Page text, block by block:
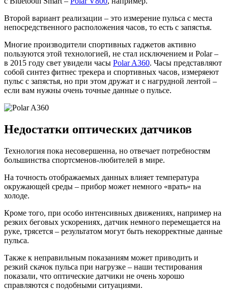
Второй вариант реализации – это измерение пульса с места
непосредственного расположения часов, то есть с запястья.
Многие производители спортивных гаджетов активно
пользуются этой технологией, не стал исключением и Polar –
в 2015 году свет увидели часы Polar A360. Часы представляют
собой синтез фитнес трекера и спортивных часов, измеряеют
пульс с запястья, но при этом дружат и с нагрудной лентой –
если вам нужны очень точные данные о пульсе.
Недостатки оптических датчиков
Технология пока несовершенна, но отвечает потребностям
большинства спортсменов-любителей в мире.
На точность отображаемых данных влияет температура
окружающей среды – прибор может немного «врать» на
холоде.
Кроме того, при особо интенсивных движениях, например на
резких беговых ускорениях, датчик немного перемещается на
руке, трясется – результатом могут быть некорректные данные
пульса.
Также к неправильным показаниям может приводить и
резкий скачок пульса при нагрузке – наши тестирования
показали, что оптические датчики не очень хорошо
справляются с подобными ситуациями.